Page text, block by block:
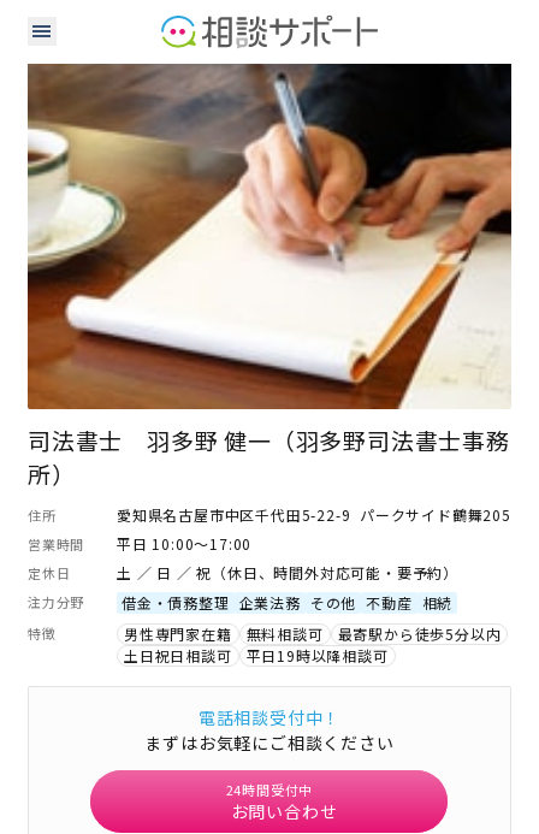
司法書士 羽多野 健一（羽多野司法書士事務
所）
住所 愛知県名古屋市中区千代田5-22-9 パークサイド鶴舞205
営業時間 平日 10:00～17:00
定休日 土 ／ 日 ／ 祝（休日、時間外対応可能・要予約）
注力分野 借金・債務整理 企業法務 その他 不動産 相続
特徴 男性専門家在籍 無料相談可
最寄駅から徒歩5分以内
土日祝日相談可
平日19時以降相談可
電話相談受付中！
まずはお気軽にご相談ください
24時間受付中
お問い合わせ